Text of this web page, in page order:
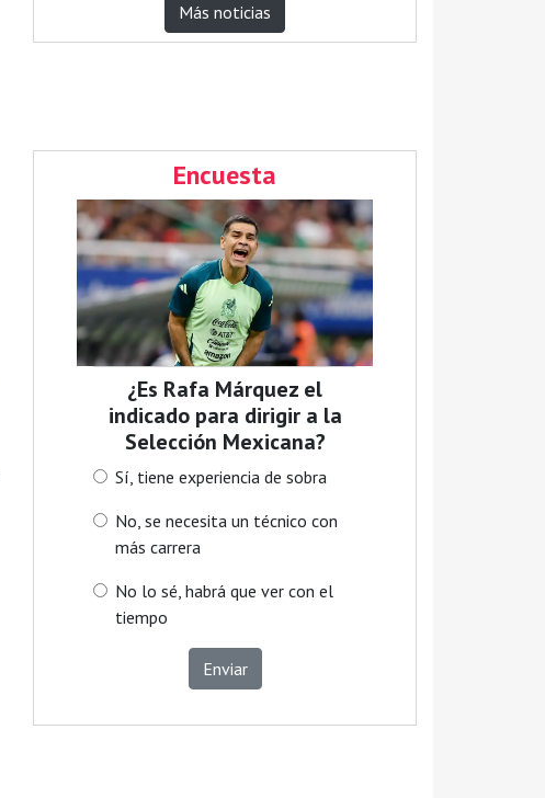
Más noticias
Encuesta
¿Es Rafa Márquez el
indicado para dirigir a la
Selección Mexicana?
Sí, tiene experiencia de sobra
No, se necesita un técnico con
más carrera
No lo sé, habrá que ver con el
tiempo
Enviar